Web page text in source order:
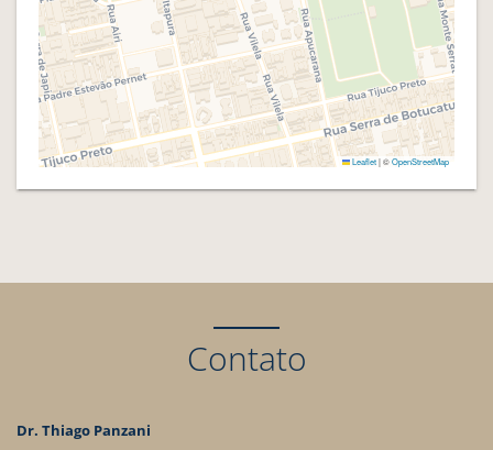
Leaflet|©OpenStreetMap
Contato
Dr. Thiago Panzani